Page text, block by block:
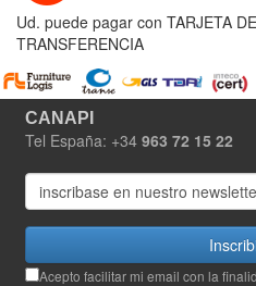
Ud. puede pagar con TARJETA
TRANSFERENCIA
CANAPI
Tel España: +34 963 72 15 22
Acepto facilitar mi email con la